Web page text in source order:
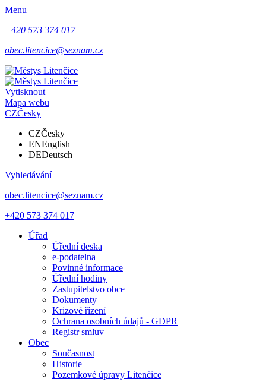
Menu
+420 573 374 017
obec.litencice@seznam.cz
Vytisknout
Mapa webu
CZČesky
CZČesky
ENEnglish
DEDeutsch
Vyhledávání
obec.litencice@seznam.cz
+420 573 374 017
Úřad
Úřední deska
e-podatelna
Povinné informace
Úřední hodiny
Zastupitelstvo obce
Dokumenty
Krizové řízení
Ochrana osobních údajů - GDPR
Registr smluv
Obec
Současnost
Historie
Pozemkové úpravy Litenčice